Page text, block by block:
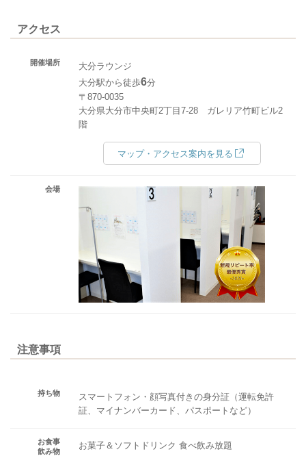
アクセス
開催場所
大分ラウンジ
大分駅から徒歩6分
〒870-0035
大分県大分市中央町2丁目7-28 ガレリア竹町ビル2
階
マップ・アクセス案内を見る
会場
注意事項
持ち物
スマートフォン・顔写真付きの身分証（運転免許
証、マイナンバーカード、パスポートなど）
お食事
飲み物
​​​​​​​お菓子＆ソフトドリンク 食べ飲み放題